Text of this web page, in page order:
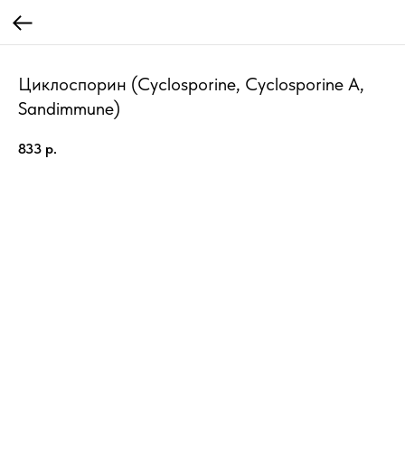
Циклоспорин (Cyclosporine, Cyclosporine A,
Sandimmune)
833 р.